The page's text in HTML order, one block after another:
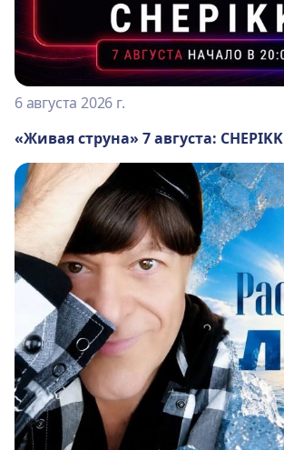
6 августа 2026 г.
«Живая струна» 7 августа: CHEPIKK